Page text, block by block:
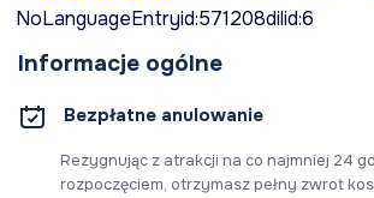
NoLanguageEntryid:571208dilid:6
Informacje ogólne
Bezpłatne anulowanie
Rezygnując z atrakcji na co najmniej 24
rozpoczęciem, otrzymasz pełny zwrot